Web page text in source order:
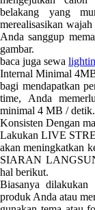
belakang yang
merealisasikan
Anda sanggup
gambar.
baca juga sewa
Internal Minimal
bagi mendapatkan
time, Anda
minimal 4 MB / detik.
Konsisten Dengan
Lakukan LIVE
akan meningkatkan
SIARAN
hal berikut.
Biasanya
produk Anda atau